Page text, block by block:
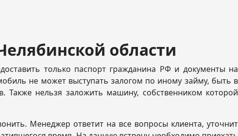
области
только паспорт гражданина РФ и документы на
не может выступать залогом по иному займу, быть в
нельзя заложить машину, собственником которой
Менеджер ответит на все вопросы клиента, уточнит